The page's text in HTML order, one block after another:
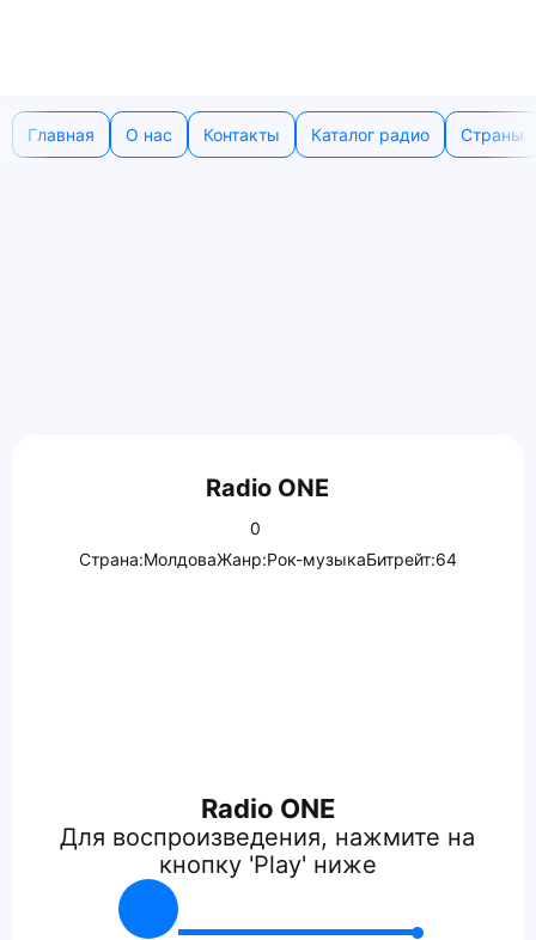
Главная О нас Контакты Каталог радио Страны
Radio ONE
0
Страна:МолдоваЖанр:Рок-музыкаБитрейт:64
Radio ONE
Для воспроизведения, нажмите на
кнопку 'Play' ниже